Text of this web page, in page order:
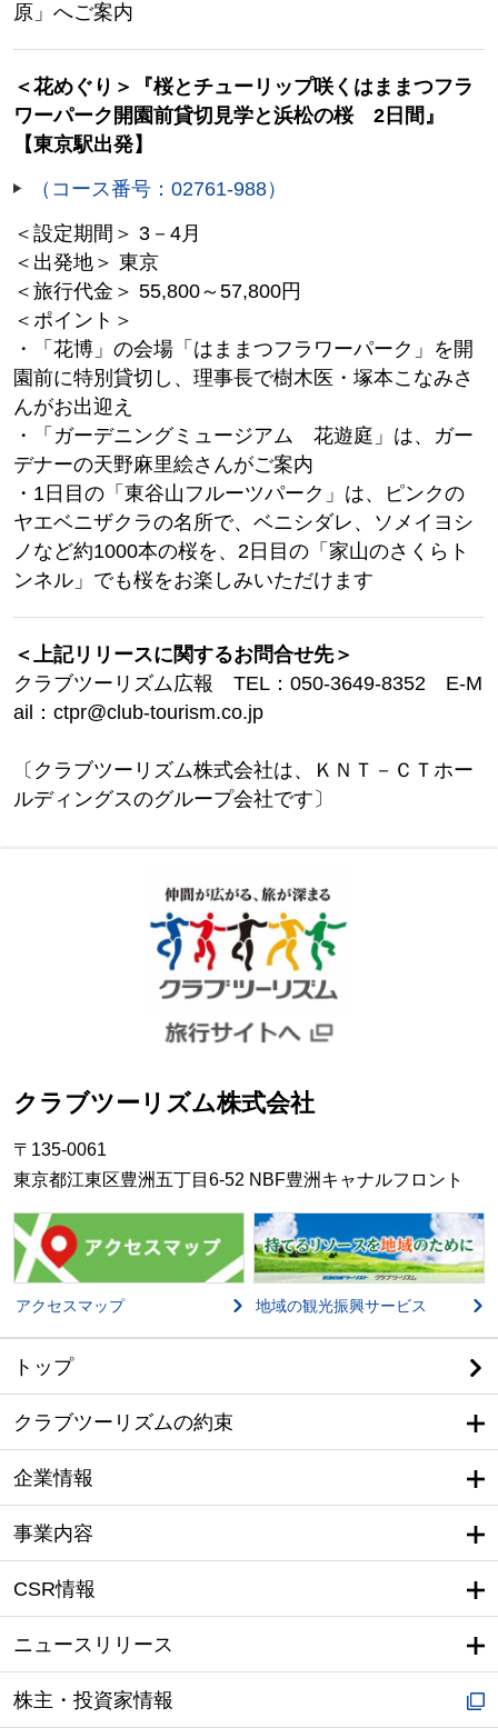
原」へご案内
＜花めぐり＞『桜とチューリップ咲くはままつフラ
ワーパーク開園前貸切見学と浜松の桜 2日間』
【東京駅出発】
（コース番号：02761-988）
＜設定期間＞ 3－4月
＜出発地＞ 東京
＜旅行代金＞ 55,800～57,800円
＜ポイント＞
・「花博」の会場「はままつフラワーパーク」を開
園前に特別貸切し、理事長で樹木医・塚本こなみさ
んがお出迎え
・「ガーデニングミュージアム 花遊庭」は、ガー
デナーの天野麻里絵さんがご案内
・1日目の「東谷山フルーツパーク」は、ピンクの
ヤエベニザクラの名所で、ベニシダレ、ソメイヨシ
ノなど約1000本の桜を、2日目の「家山のさくらト
ンネル」でも桜をお楽しみいただけます
＜上記リリースに関するお問合せ先＞
クラブツーリズム広報 TEL：050-3649-8352 E-M
ail：ctpr@club-tourism.co.jp
〔クラブツーリズム株式会社は、ＫＮＴ－ＣＴホー
ルディングスのグループ会社です〕
クラブツーリズム株式会社
〒135-0061
東京都江東区豊洲五丁目6-52 NBF豊洲キャナルフロント
アクセスマップ 地域の観光振興サービス
トップ
クラブツーリズムの約束
企業情報
事業内容
CSR情報
ニュースリリース
株主・投資家情報